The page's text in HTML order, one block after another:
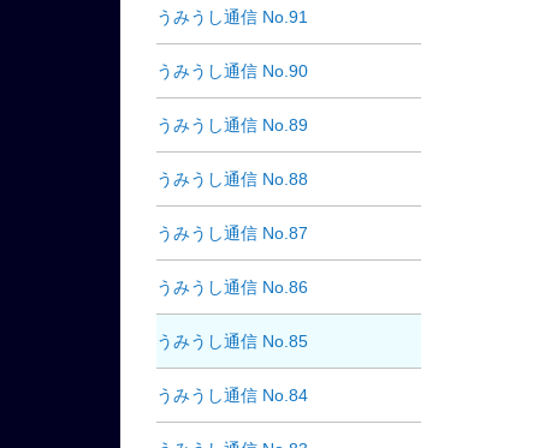
うみうし通信 No.91
うみうし通信 No.90
うみうし通信 No.89
うみうし通信 No.88
うみうし通信 No.87
うみうし通信 No.86
うみうし通信 No.85
うみうし通信 No.84